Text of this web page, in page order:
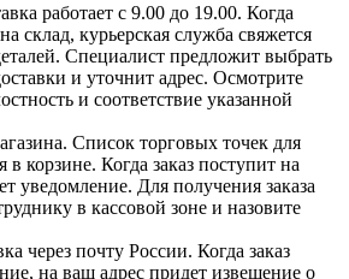
работает с 9.00 до 19.00. Когда
склад, курьерская служба свяжется
Специалист предложит выбрать
и уточнит адрес. Осмотрите
и соответствие указанной
Список торговых точек для
в корзине. Когда заказ поступит на
уведомление. Для получения заказа
в кассовой зоне и назовите
через почту России. Когда заказ
на ваш адрес придет извещение о